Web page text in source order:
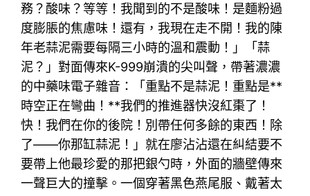
務？酸味？等等！我聞到的不是酸味！是麵粉過
度膨脹的焦慮味！還有，我現在走不開！我的陳
年老蒜泥需要每隔三小時的溫和震動！」「蒜
泥？」對面傳來K-999崩潰的尖叫聲，帶著濃濃
的中藥味電子雜音：「重點不是蒜泥！重點是**
時空正在彎曲！**我們的推進器快沒紅棗了！
快！我們在你的後院！別帶任何多餘的東西！除
了——你那缸蒜泥！」就在廖沾沾還在糾結要不
要帶上他最珍愛的那把銀勺時，外面的牆壁傳來
一聲巨大的撞擊。一個穿著黑色燕尾服、戴著太